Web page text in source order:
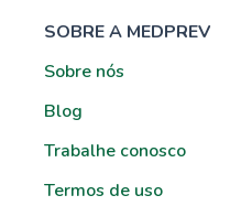
SOBRE A MEDPREV
Sobre nós
Blog
Trabalhe conosco
Termos de uso